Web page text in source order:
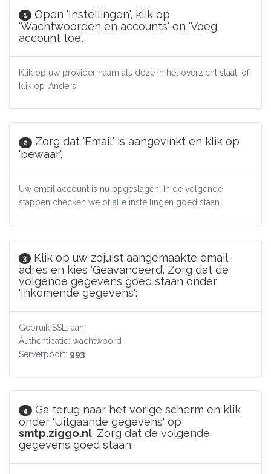
1
Open 'Instellingen', klik op
'Wachtwoorden en accounts' en 'Voeg
account toe'.
Klik op uw provider naam als deze in het overzicht staat, of
klik op 'Anders'
2
Zorg dat 'Email' is aangevinkt en klik op
'bewaar'.
Uw email account is nu opgeslagen. In de volgende
stappen checken we of alle instellingen goed staan.
3
Klik op uw zojuist aangemaakte email-
adres en kies 'Geavanceerd'. Zorg dat de
volgende gegevens goed staan onder
'Inkomende gegevens':
Gebruik SSL: aan
Authenticatie: wachtwoord
Serverpoort: 993
4
Ga terug naar het vorige scherm en klik
onder 'Uitgaande gegevens' op
smtp.ziggo.nl. Zorg dat de volgende
gegevens goed staan: